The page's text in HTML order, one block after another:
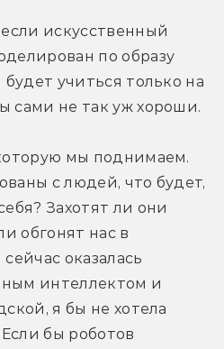
искусственный
по образу
будет учиться только на
сами не так уж хороши.
мы поднимаем.
с людей, что будет,
Захотят ли они
обгонят нас в
оказалась
интеллектом и
я бы не хотела
бы роботов